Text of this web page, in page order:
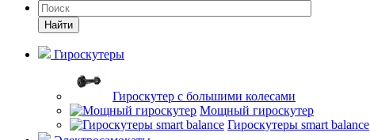
Найти
Гироскутеры
Гироскутер с большими колесами
Мощный гироскутер
Гироскутеры smart balance